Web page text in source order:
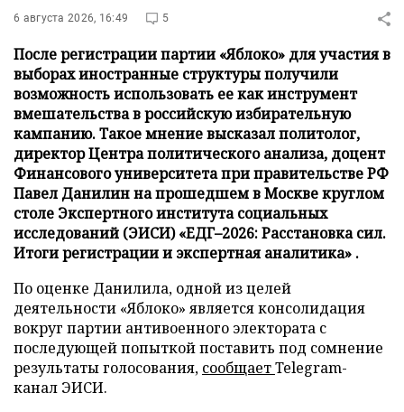
6 августа 2026, 16:49 5
После регистрации партии «Яблоко» для участия в
выборах иностранные структуры получили
возможность использовать ее как инструмент
вмешательства в российскую избирательную
кампанию. Такое мнение высказал политолог,
директор Центра политического анализа, доцент
Финансового университета при правительстве РФ
Павел Данилин на прошедшем в Москве круглом
столе Экспертного института социальных
исследований (ЭИСИ) «ЕДГ–2026: Расстановка сил.
Итоги регистрации и экспертная аналитика» .
По оценке Данилила, одной из целей
деятельности «Яблоко» является консолидация
вокруг партии антивоенного электората с
последующей попыткой поставить под сомнение
результаты голосования, сообщаетTelegram-
канал ЭИСИ.